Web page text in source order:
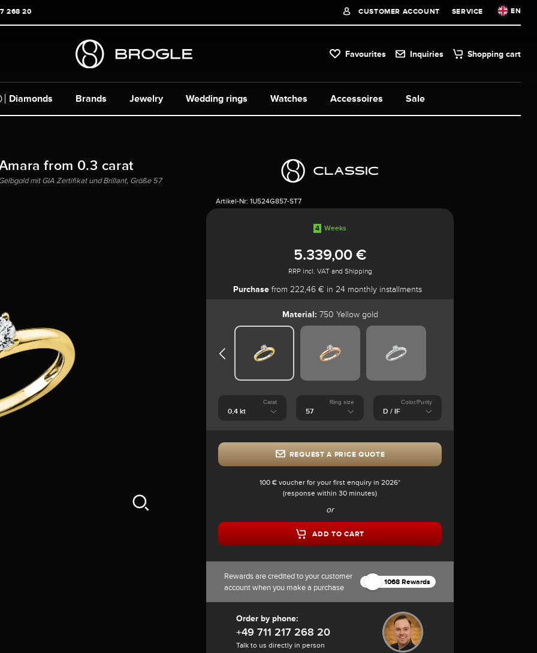
268 20 CUSTOMER ACCOUNT SERVICE EN
Favourites Inquiries Shopping cart
Diamonds Brands Jewelry Watches Accessoires Sale
Wedding rings
from 0.3 carat
mit GIA Zertifikat und Brillant, Größe 57
Artikel-Nr: 1U524G857-ST7
4 Weeks
5.339,00 €
RRP incl. VAT and Shipping
Purchase from 222,46 € in 24 monthly installments
Material: 750 Yellow gold
Carat Ring size Color/Purity
REQUEST A PRICE QUOTE
100 € voucher for your first enquiry in 2026*
(response within 30 minutes)
or
ADD TO CART
Rewards are credited to your customer
account when you make a purchase
1068 Rewards
Order by phone:
+49 711 217 268 20
Talk to us directly in person